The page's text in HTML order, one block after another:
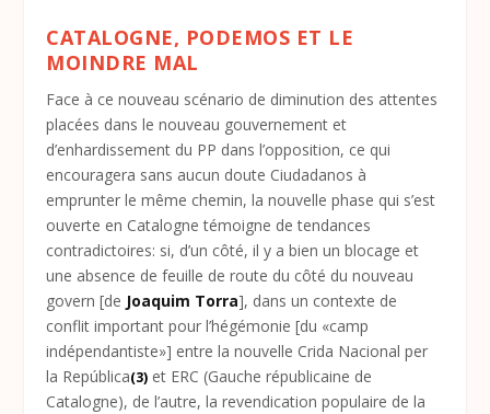
CATALOGNE, PODEMOS ET LE
MOINDRE MAL
Face à ce nouveau scénario de diminution des attentes
placées dans le nouveau gouvernement et
d’enhardissement du PP dans l’opposition, ce qui
encouragera sans aucun doute Ciudadanos à
emprunter le même chemin, la nouvelle phase qui s’est
ouverte en Catalogne témoigne de tendances
contradictoires: si, d’un côté, il y a bien un blocage et
une absence de feuille de route du côté du nouveau
govern [de Joaquim Torra], dans un contexte de
conflit important pour l’hégémonie [du «camp
indépendantiste»] entre la nouvelle Crida Nacional per
la República(3) et ERC (Gauche républicaine de
Catalogne), de l’autre, la revendication populaire de la